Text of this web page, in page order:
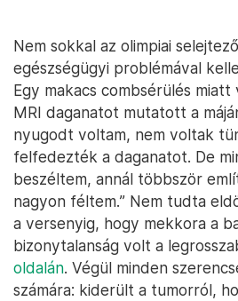
Nem sokkal az olimpiai
egészségügyi problémával
Egy makacs combsérülés miatt
MRI daganatot mutatott a
nyugodt voltam, nem voltak
felfedezték a daganatot. De
beszéltem, annál többször
nagyon féltem.” Nem tudta
a versenyig, hogy mekkora a
bizonytalanság volt a
oldalán. Végül minden
számára: kiderült a tumorról,